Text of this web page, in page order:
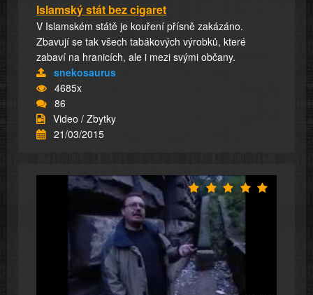
Islamský stát bez cigaret
V Islamském státě je kouření přísně zakázáno.
Zbavují se tak všech tabákových výrobků, které
zabaví na hranicích, ale i mezi svými občany.
snekosaurus
4685x
86
Video / Zbytky
21/03/2015